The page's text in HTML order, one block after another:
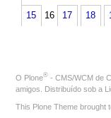
15 16 17 18
O Plone® - CMS/WCM de
amigos. Distribuído sob a
This Plone Theme brought